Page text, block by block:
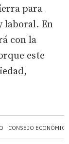
CONSEJO
para
laboral. En
con la
este